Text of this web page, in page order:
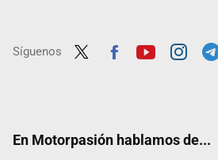
Síguenos
En Motorpasión hablamos de...